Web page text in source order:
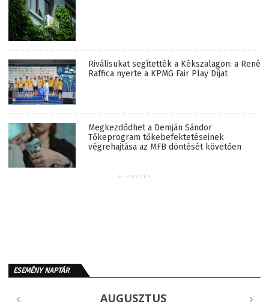
Riválisukat segítették a Kékszalagon: a René
Raffica nyerte a KPMG Fair Play Díjat
Megkezdődhet a Demján Sándor
Tőkeprogram tőkebefektetéseinek
végrehajtása az MFB döntését követően
HIRDETÉS
ESEMÉNY NAPTÁR
AUGUSZTUS